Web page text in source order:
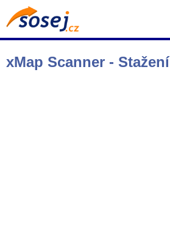
xMap Scanner - Stažení